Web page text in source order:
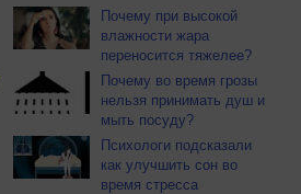
Почему при высокой
влажности жара
переносится тяжелее?
Почему во время грозы
нельзя принимать душ и
мыть посуду?
Психологи подсказали
как улучшить сон во
время стресса